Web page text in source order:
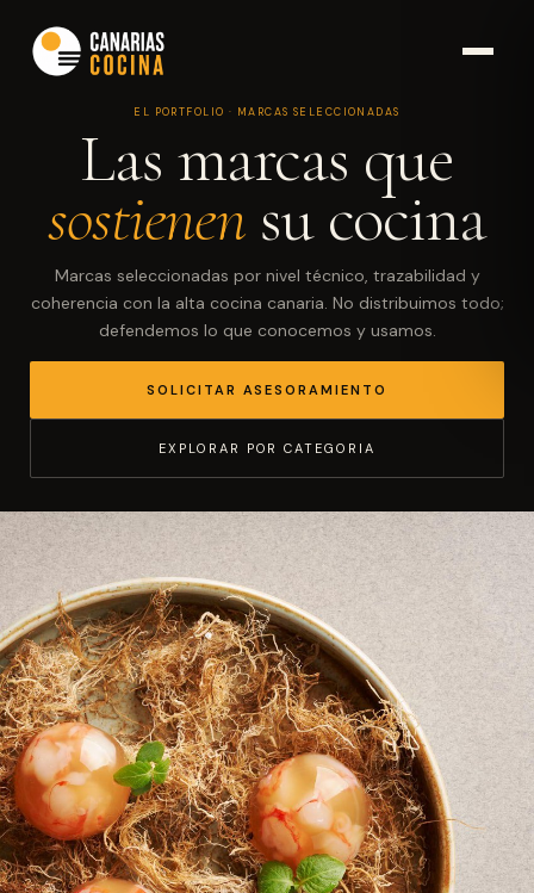
EL PORTFOLIO · MARCAS SELECCIONADAS
Las marcas que
sostienen su cocina
Marcas seleccionadas por nivel técnico, trazabilidad y
coherencia con la alta cocina canaria. No distribuimos todo;
defendemos lo que conocemos y usamos.
SOLICITAR ASESORAMIENTO
EXPLORAR POR CATEGORIA